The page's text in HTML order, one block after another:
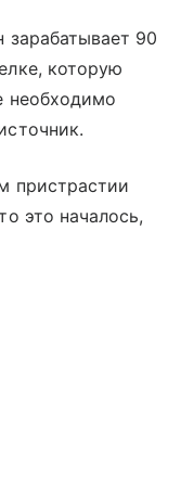
90
которую
необходимо
пристрастии
это началось,